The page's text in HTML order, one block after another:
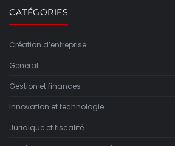
CATÉGORIES
Création d’entreprise
General
Gestion et finances
Innovation et technologie
Juridique et fiscalité